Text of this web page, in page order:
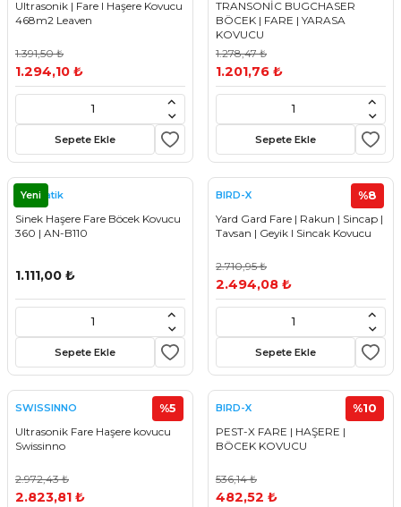
Ultrasonik | Fare I Haşere Kovucu
468m2 Leaven
1.391,50 ₺
1.294,10 ₺
Sepete Ekle
TRANSONİC BUGCHASER
BÖCEK | FARE | YARASA
KOVUCU
1.278,47 ₺
1.201,76 ₺
Sepete Ekle
Yeni
Kovmatik
Sinek Haşere Fare Böcek Kovucu
360 | AN-B110
1.111,00 ₺
Sepete Ekle
BIRD-X
Yard Gard Fare | Rakun | Sincap |
Tavsan | Geyik I Sincak Kovucu
%8
2.710,95 ₺
2.494,08 ₺
Sepete Ekle
SWISSINNO
Ultrasonik Fare Haşere kovucu
Swissinno
%5
2.972,43 ₺
2.823,81 ₺
BIRD-X
PEST-X FARE | HAŞERE |
BÖCEK KOVUCU
%10
536,14 ₺
482,52 ₺